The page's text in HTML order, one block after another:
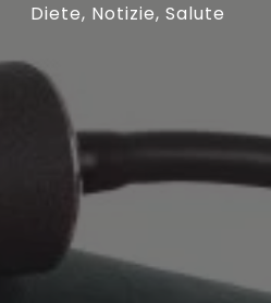
Diete, Notizie, Salute